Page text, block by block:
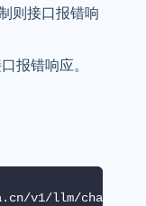
则接口报错响
报错响应。
v1/llm/chat-